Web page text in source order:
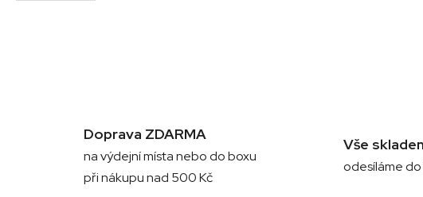
Doprava ZDARMA
na výdejní místa nebo do boxu
při nákupu nad 500 Kč
Vše
odesíláme